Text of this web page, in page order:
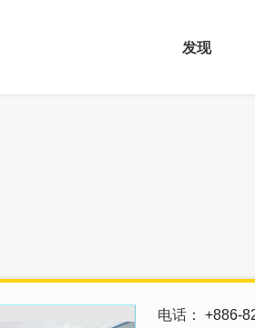
发现
电话 +886-